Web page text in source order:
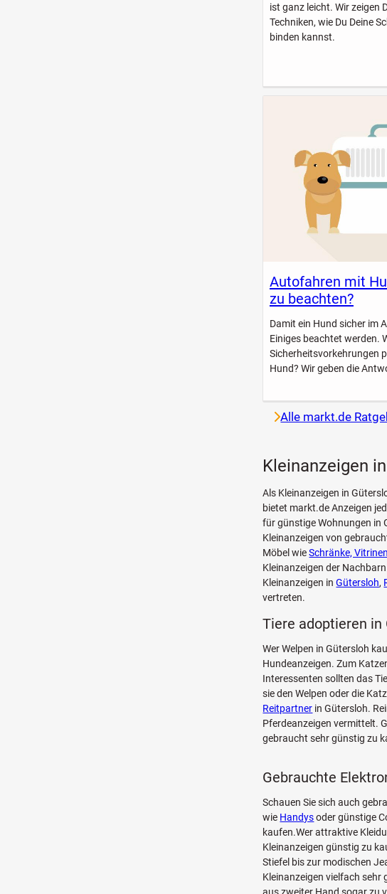
ist ganz leicht. Wir zeigen
Techniken, wie Du Deine
binden kannst.
Autofahren mit
zu beachten?
Damit ein Hund sicher im
Einiges beachtet werden.
Sicherheitsvorkehrungen
Hund? Wir geben die
Alle markt.de
Kleinanzeigen
Als Kleinanzeigen in
bietet markt.de Anzeigen
für günstige Wohnungen in
Kleinanzeigen von
Möbel wieSchränke, Vitrinen
Kleinanzeigen der
Kleinanzeigen inGütersloh,
vertreten.
Tiere adoptieren in
Wer Welpen in Gütersloh
Hundeanzeigen. Zum
Interessenten sollten das
sie den Welpen oder die
Reitpartner in Gütersloh.
Pferdeanzeigen vermittelt.
gebraucht sehr günstig zu
Gebrauchte
Schauen Sie sich auch
wie Handysoder günstige
kaufen.Wer attraktive
Kleinanzeigen günstig zu
Stiefel bis zur modischen
Kleinanzeigen vielfach sehr
aus zweiter Hand sogar zu